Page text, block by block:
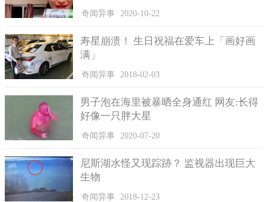
奇闻异事 2020-10-22
寿星崩溃！ 生日祝福在爱车上「画好画
满」
奇闻异事 2018-02-03
男子泡在海里被暴晒全身通红 网友:长得
好像一只胖大星
奇闻异事 2020-07-20
尼斯湖水怪又现踪跡？ 监视器出现巨大
生物
奇闻异事 2018-12-23